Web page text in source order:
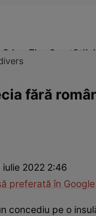
Prime Time SportStil
fără
iulie 2022 2:46
preferată în Google
concediu pe o